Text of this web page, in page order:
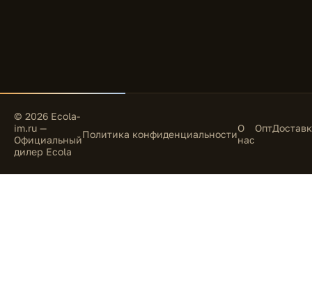
© 2026 Ecola-
im.ru —
Официальный
дилер Ecola
Политика конфиденциальностиО
нас
Опт